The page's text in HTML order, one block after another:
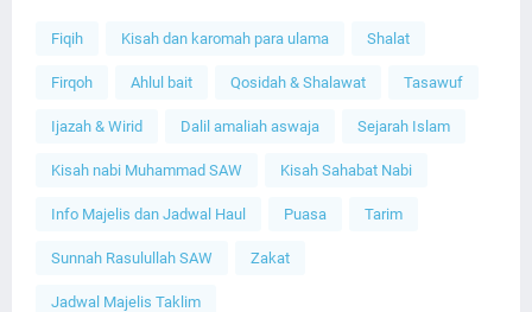
Fiqih Kisah dan karomah para ulama Shalat
Firqoh Ahlul bait Qosidah & Shalawat Tasawuf
Ijazah & Wirid Dalil amaliah aswaja Sejarah Islam
Kisah nabi Muhammad SAW Kisah Sahabat Nabi
Info Majelis dan Jadwal Haul Puasa Tarim
Sunnah Rasulullah SAW Zakat
Jadwal Majelis Taklim